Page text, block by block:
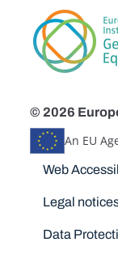
© 2026
An EU
Disclaimers
Web
Legal
Data